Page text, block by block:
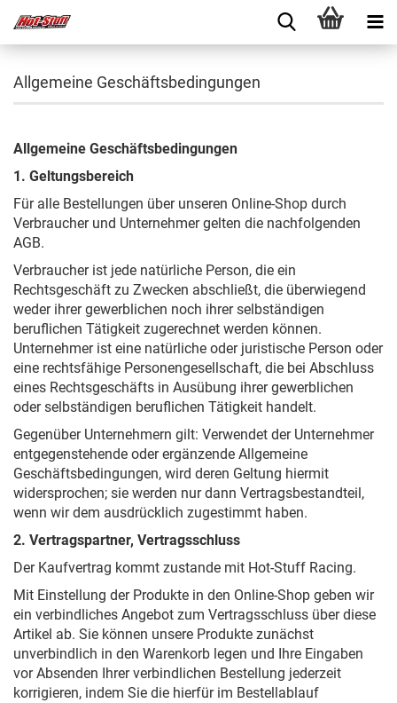
Allgemeine Geschäftsbedingungen
Allgemeine Geschäftsbedingungen
1. Geltungsbereich
Für alle Bestellungen über unseren Online-Shop durch
Verbraucher und Unternehmer gelten die nachfolgenden
AGB.
Verbraucher ist jede natürliche Person, die ein
Rechtsgeschäft zu Zwecken abschließt, die überwiegend
weder ihrer gewerblichen noch ihrer selbständigen
beruflichen Tätigkeit zugerechnet werden können.
Unternehmer ist eine natürliche oder juristische Person oder
eine rechtsfähige Personengesellschaft, die bei Abschluss
eines Rechtsgeschäfts in Ausübung ihrer gewerblichen
oder selbständigen beruflichen Tätigkeit handelt.
Gegenüber Unternehmern gilt: Verwendet der Unternehmer
entgegenstehende oder ergänzende Allgemeine
Geschäftsbedingungen, wird deren Geltung hiermit
widersprochen; sie werden nur dann Vertragsbestandteil,
wenn wir dem ausdrücklich zugestimmt haben.
2. Vertragspartner, Vertragsschluss
Der Kaufvertrag kommt zustande mit Hot-Stuff Racing.
Mit Einstellung der Produkte in den Online-Shop geben wir
ein verbindliches Angebot zum Vertragsschluss über diese
Artikel ab. Sie können unsere Produkte zunächst
unverbindlich in den Warenkorb legen und Ihre Eingaben
vor Absenden Ihrer verbindlichen Bestellung jederzeit
korrigieren, indem Sie die hierfür im Bestellablauf